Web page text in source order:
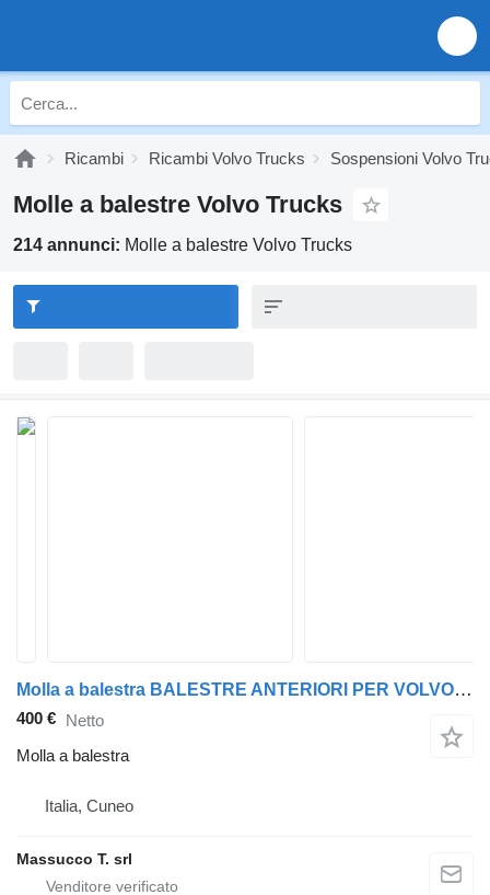
Ricambi Ricambi Volvo Trucks Sospensioni Volvo
Molle a balestre Volvo Trucks
214 annunci: Molle a balestre Volvo Trucks
Molla a balestra BALESTRE ANTERIORI PER VOLVO FH16 550 6x4 per trattore stradale Volvo FH16 550 6x4
400 € Netto
Molla a balestra
Italia, Cuneo
Massucco T. srl